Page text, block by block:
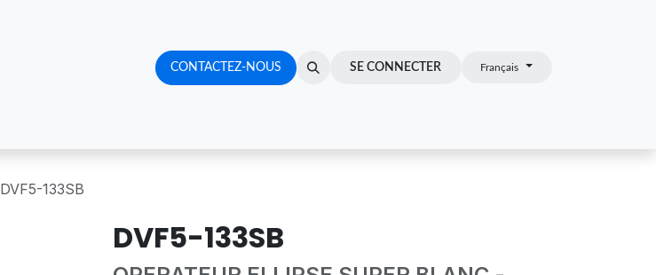
CATALOGUE DE PRODUITS RENDEZ-VOUS
CONTACTEZ-NOUS SE CONNECTER Français
DVF5-133SB
DVF5-133SB